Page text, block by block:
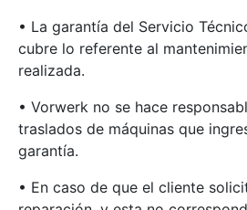
• La garantía del Servicio
cubre lo referente al
realizada.
• Vorwerk no se hace
traslados de máquinas que
garantía.
• En caso de que el cliente